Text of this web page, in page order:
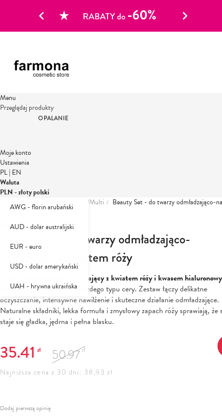
Menu
Przeglądaj produkty
OPALANIE
Moje konto
Ustawienia
PL| EN
Waluta
PLN - złoty polski
AWG - florin arubański
AUD - dolar australijski
EUR - euro
USD - dolar amerykański
UAH - hrywna ukraińska
Strona główna Zestawy Mix/Multi Beauty Set - do twarzy odmładzająco-
Herbal Care
Beauty Set - do twarzy odmładzająco-
nawilżający z kwiatem róży
Zestaw odmładzająco-nawilżający z kwiatem róży i kwasem
Kompleksowa pielęgnacja każdego typu cery. Zestaw łączy delikatne
oczyszczanie, intensywne nawilżenie i skuteczne działanie odmładzające.
Naturalne składniki, lekka formuła i zmysłowy zapach róży sprawiają, że
staje się gładka, jędrna i pełna blasku.
35.41 zł 50.97 zł
Najniższa cena z 30 dni: 38,93 zł
Dodaj pierwszą opinię